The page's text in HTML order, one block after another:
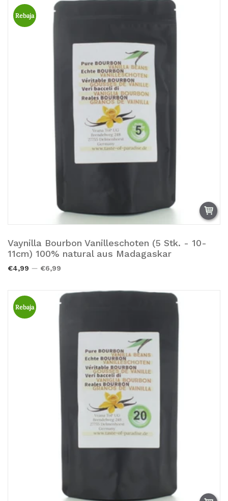
Rebaja
Vaynilla Bourbon Vanilleschoten (5 Stk. - 10-
11cm) 100% natural aus Madagaskar
Añadir a la cesta.
€4,99 €6,99
Rebaja